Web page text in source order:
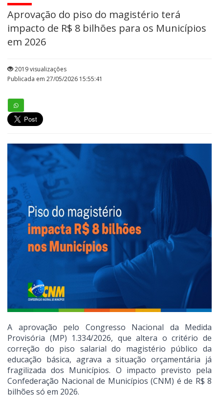
Aprovação do piso do magistério terá
impacto de R$ 8 bilhões para os Municípios
em 2026
2019 visualizações
Publicada em 27/05/2026 15:55:41
A aprovação pelo Congresso Nacional da Medida
Provisória (MP) 1.334/2026, que altera o critério de
correção do piso salarial do magistério público da
educação básica, agrava a situação orçamentária já
fragilizada dos Municípios. O impacto previsto pela
Confederação Nacional de Municípios (CNM) é de R$ 8
bilhões só em 2026.